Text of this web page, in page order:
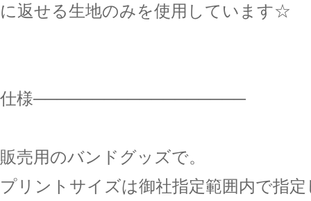
に返せる生地のみを使用しています☆
仕様──────────────────
販売用のバンドグッズで。
プリントサイズは御社指定範囲内で指